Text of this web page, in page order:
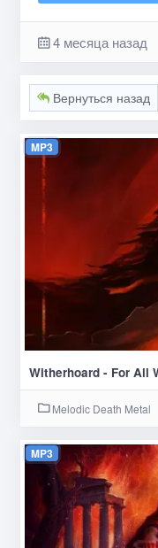
4 месяца назад
Вернуться назад
MP3
Witherhoard - For All
Melodic Death Metal
MP3